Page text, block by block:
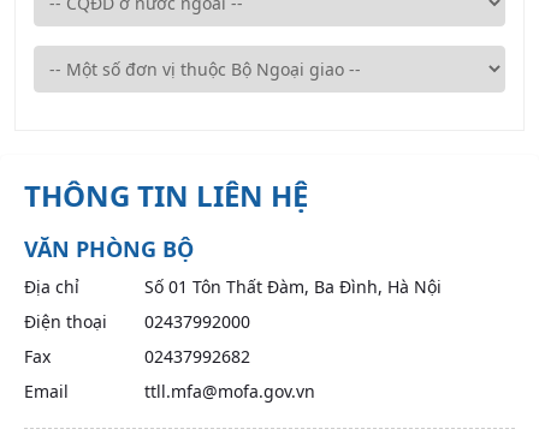
THÔNG TIN LIÊN HỆ
VĂN PHÒNG BỘ
Địa chỉ
Số 01 Tôn Thất Đàm, Ba Đình, Hà Nội
Điện thoại
02437992000
Fax
02437992682
Email
ttll.mfa@mofa.gov.vn